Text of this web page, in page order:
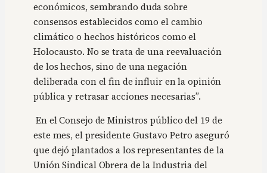
económicos, sembrando duda sobre
consensos establecidos como el cambio
climático o hechos históricos como el
Holocausto. No se trata de una reevaluación
de los hechos, sino de una negación
deliberada con el fin de influir en la opinión
pública y retrasar acciones necesarias”.
En el Consejo de Ministros público del 19 de
este mes, el presidente Gustavo Petro aseguró
que dejó plantados a los representantes de la
Unión Sindical Obrera de la Industria del